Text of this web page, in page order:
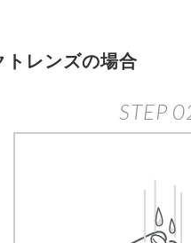
トレンズの場合
STEP